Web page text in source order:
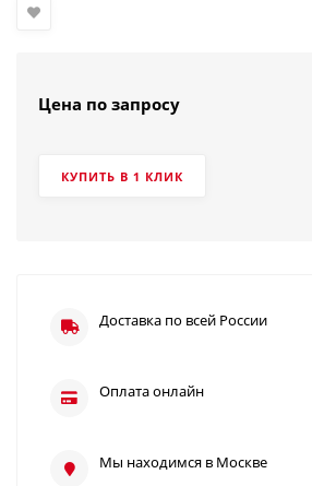
Цена по запросу
КУПИТЬ В 1 КЛИК
Доставка по всей России
Оплата онлайн
Мы находимся в Москве